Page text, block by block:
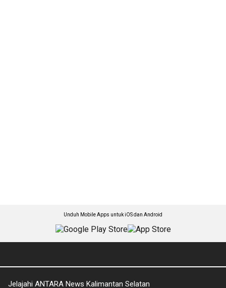
Unduh Mobile Apps untuk iOS dan Android
Jelajahi ANTARA News Kalimantan Selatan